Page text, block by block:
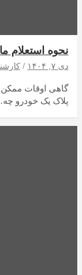
نحوه استعلام
دی ۷, ۱۴۰۴
گاهی اوقات ممکن
پلاک یک خودرو